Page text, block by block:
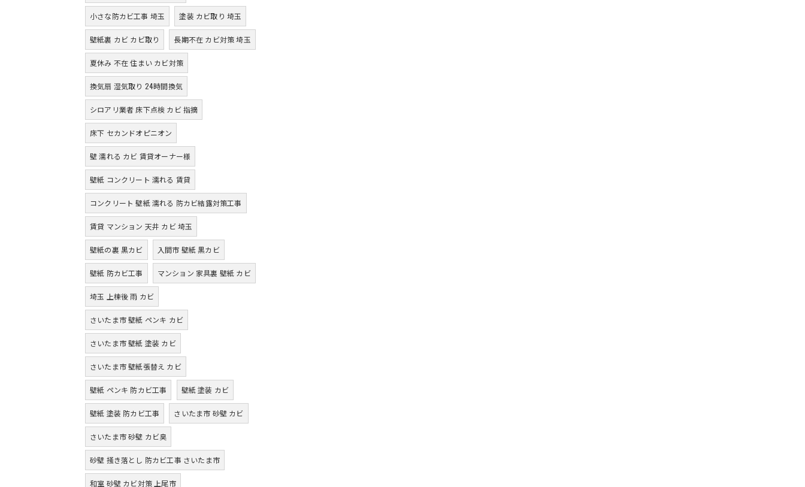
小さな防カビ工事 埼玉 塗装 カビ取り 埼玉
壁紙裏 カビ カビ取り 長期不在 カビ対策 埼玉
夏休み 不在 住まい カビ対策
換気扇 湿気取り 24時間換気
シロアリ業者 床下点検 カビ 指摘
床下 セカンドオピニオン
壁 濡れる カビ 賃貸オーナー様
壁紙 コンクリート 濡れる 賃貸
コンクリート 壁紙 濡れる 防カビ結露対策工事
賃貸 マンション 天井 カビ 埼玉
壁紙の裏 黒カビ 入間市 壁紙 黒カビ
壁紙 防カビ工事 マンション 家具裏 壁紙 カビ
埼玉 上棟後 雨 カビ
さいたま市 壁紙 ペンキ カビ
さいたま市 壁紙 塗装 カビ
さいたま市 壁紙張替え カビ
壁紙 ペンキ 防カビ工事 壁紙 塗装 カビ
壁紙 塗装 防カビ工事 さいたま市 砂壁 カビ
さいたま市 砂壁 カビ臭
砂壁 掻き落とし 防カビ工事 さいたま市
和室 砂壁 カビ対策 上尾市